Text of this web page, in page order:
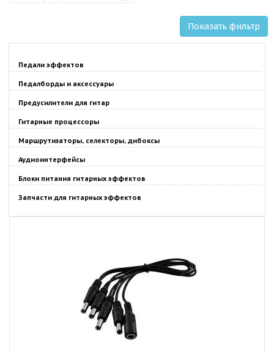
Показать фильтр
Педали эффектов
Педалборды и аксессуары
Предусилители для гитар
Гитарные процессоры
Маршрутизаторы, селекторы, дибоксы
Аудиоинтерфейсы
Блоки питания гитарных эффектов
Запчасти для гитарных эффектов